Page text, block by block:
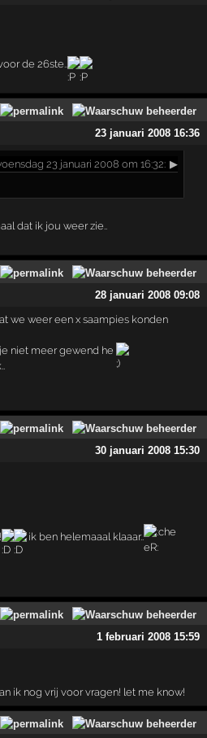
de 26ste..
23 januari 2008 16:36
23 januari 2008 om 16:32: ▶
dat ik jou weer zie..
28 januari 2008 09:08
we weer een x saampies konden
niet meer gewend he
30 januari 2008 15:30
ik ben helemaaal klaaar..
1 februari 2008 15:59
ik nog vrij voor vragen! let me know!